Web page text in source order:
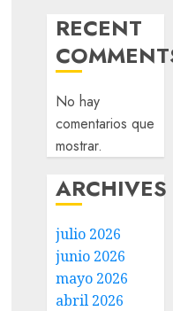
RECENT
No hay
comentarios que
mostrar.
ARCHIVES
julio 2026
junio 2026
mayo 2026
abril 2026